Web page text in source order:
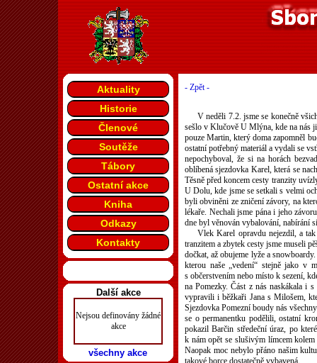
- Zpět -
V neděli 7.2. jsme se konečně
sešlo v Klučově U Mlýna, kde na nás
pouze Martin, který doma zapomněl
ostatní potřebný materiál a vydali se
nepochyboval, že si na horách
oblíbená sjezdovka Karel, která se
Těsně před koncem cesty tranzity
U Dolu, kde jsme se setkali s velmi
byli obviněni ze zničení závory, na
lékaře. Nechali jsme pána i jeho
dne byl věnován vybalování, nabírání
Vlek Karel opravdu nejezdil, a
tranzitem a zbytek cesty jsme museli
dočkat, až obujeme lyže a
kterou naše „vedení“ stejně jako v
s občerstvením nebo místo k sezení,
na Pomezky. Část z nás naskákala i
vypravili i běžkaři Jana s Milošem,
Sjezdovka Pomezní boudy nás
se o permanentku podělili, ostatní
pokazil Barčin středeční úraz, po
k nám opět se slušivým límcem
Naopak moc nebylo přáno našim
takové borce dostatečně vybavená.
Aktuality
Historie
Členové
Soutěže
Tábory
Ostatní akce
Kniha
Odkazy
Kontakty
Další akce
Nejsou definovány žádné
akce
všechny akce